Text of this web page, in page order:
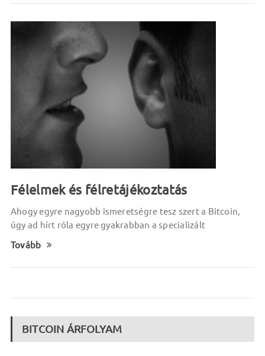
Félelmek és félretájékoztatás
Ahogy egyre nagyobb ismeretségre tesz szert a Bitcoin,
úgy ad hírt róla egyre gyakrabban a specializált
Tovább
BITCOIN ÁRFOLYAM